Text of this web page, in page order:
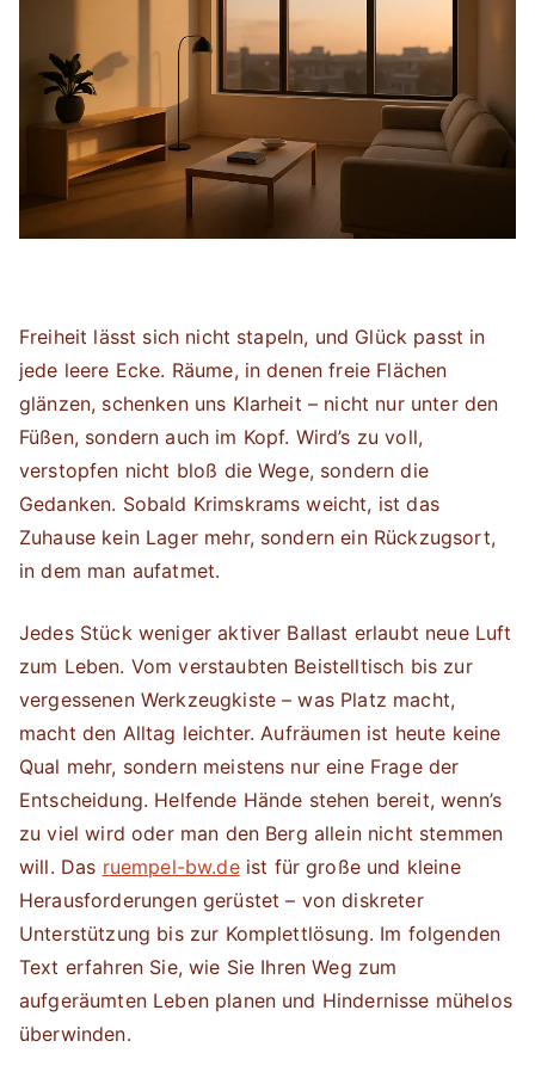
Freiheit lässt sich nicht stapeln, und Glück passt in
jede leere Ecke. Räume, in denen freie Flächen
glänzen, schenken uns Klarheit – nicht nur unter den
Füßen, sondern auch im Kopf. Wird’s zu voll,
verstopfen nicht bloß die Wege, sondern die
Gedanken. Sobald Krimskrams weicht, ist das
Zuhause kein Lager mehr, sondern ein Rückzugsort,
in dem man aufatmet.
Jedes Stück weniger aktiver Ballast erlaubt neue Luft
zum Leben. Vom verstaubten Beistelltisch bis zur
vergessenen Werkzeugkiste – was Platz macht,
macht den Alltag leichter. Aufräumen ist heute keine
Qual mehr, sondern meistens nur eine Frage der
Entscheidung. Helfende Hände stehen bereit, wenn’s
zu viel wird oder man den Berg allein nicht stemmen
will. Das ruempel-bw.deist für große und kleine
Herausforderungen gerüstet – von diskreter
Unterstützung bis zur Komplettlösung. Im folgenden
Text erfahren Sie, wie Sie Ihren Weg zum
aufgeräumten Leben planen und Hindernisse mühelos
überwinden.